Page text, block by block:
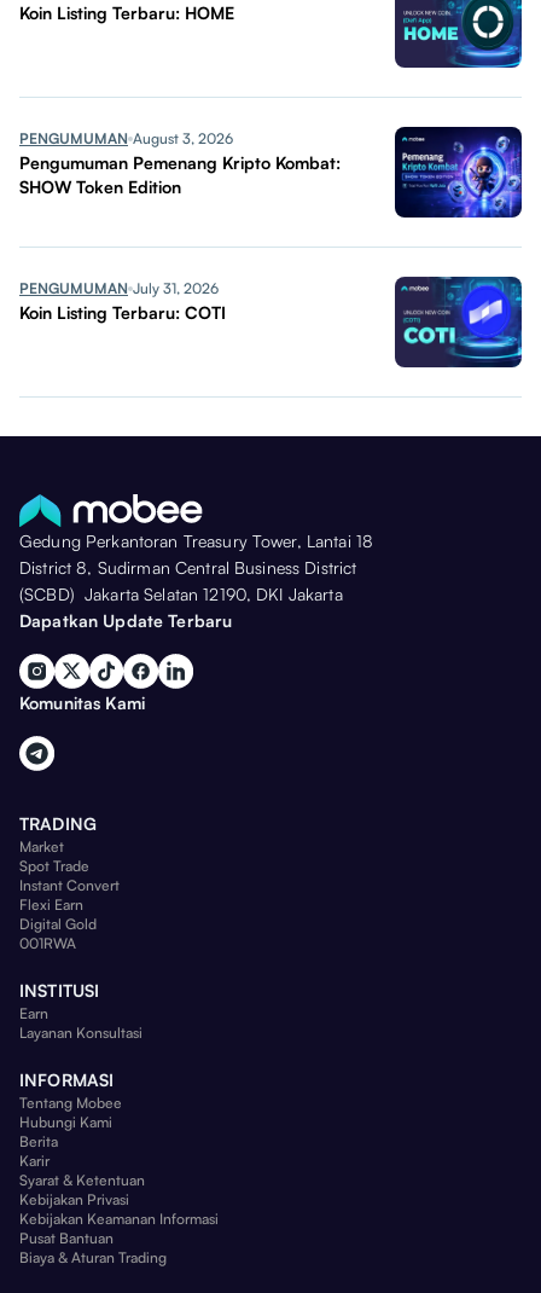
Koin Listing Terbaru: HOME
PENGUMUMAN August 3, 2026
Pengumuman Pemenang Kripto Kombat:
SHOW Token Edition
PENGUMUMAN July 31, 2026
Koin Listing Terbaru: COTI
Gedung Perkantoran Treasury Tower, Lantai 18
District 8, Sudirman Central Business District
(SCBD) Jakarta Selatan 12190, DKI Jakarta
Dapatkan Update Terbaru
Komunitas Kami
TRADING
Market
Spot Trade
Instant Convert
Flexi Earn
Digital Gold
001RWA
INSTITUSI
Earn
Layanan Konsultasi
INFORMASI
Tentang Mobee
Hubungi Kami
Berita
Karir
Syarat & Ketentuan
Kebijakan Privasi
Kebijakan Keamanan Informasi
Pusat Bantuan
Biaya & Aturan Trading